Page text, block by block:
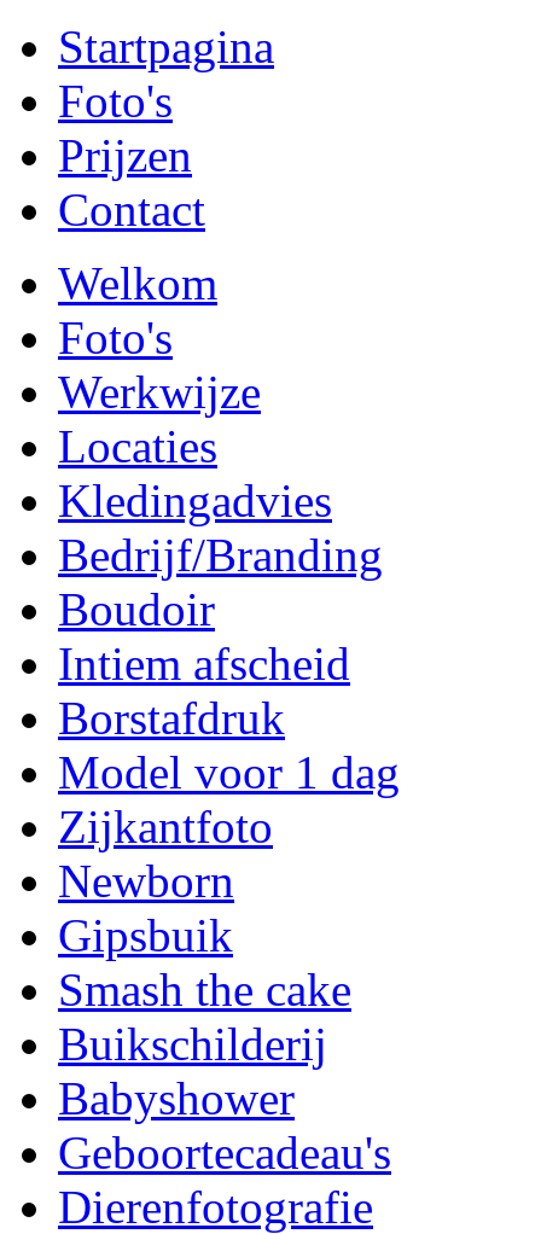
Startpagina
Foto's
Prijzen
Contact
Welkom
Foto's
Werkwijze
Locaties
Kledingadvies
Bedrijf/Branding
Boudoir
Intiem afscheid
Borstafdruk
Model voor 1 dag
Zijkantfoto
Newborn
Gipsbuik
Smash the cake
Buikschilderij
Babyshower
Geboortecadeau's
Dierenfotografie